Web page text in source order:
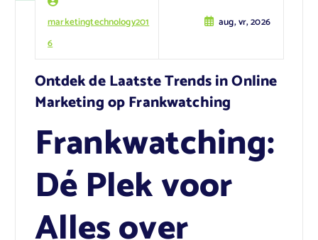
marketingtechnology201
6
aug, vr, 2026
Ontdek de Laatste Trends in Online
Marketing op Frankwatching
Frankwatching:
Dé Plek voor